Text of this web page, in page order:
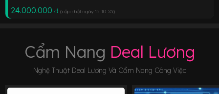
24.000.000 đ (cập nhật ngày 15-10-23)
Cẩm Nang Deal Lương
Nghệ Thuật Deal Lương Và Cẩm Nang Công Việc